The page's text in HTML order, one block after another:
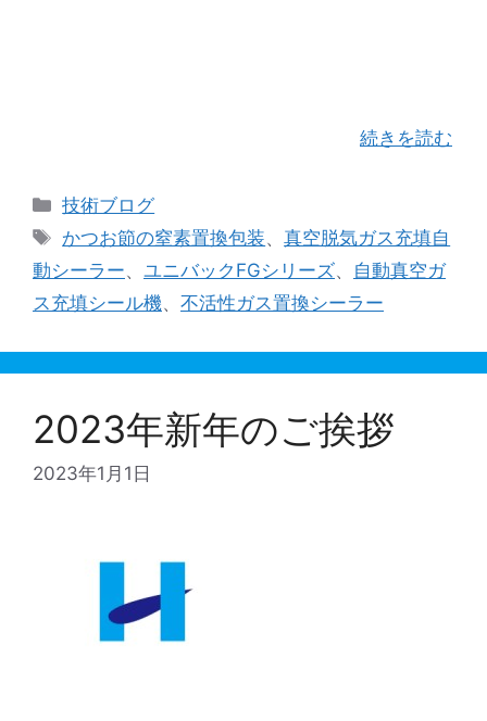
続きを読む
カ
テ
ゴ
リ
ー
技術ブログ
タ
かつお節の窒素置換包装、真空脱気ガス充填自
動シーラー、 ユニバックFGシリーズ、 自動真空ガ
ス充填シール機、 不活性ガス置換シーラー
2023年新年のご挨拶
2023年1月1日